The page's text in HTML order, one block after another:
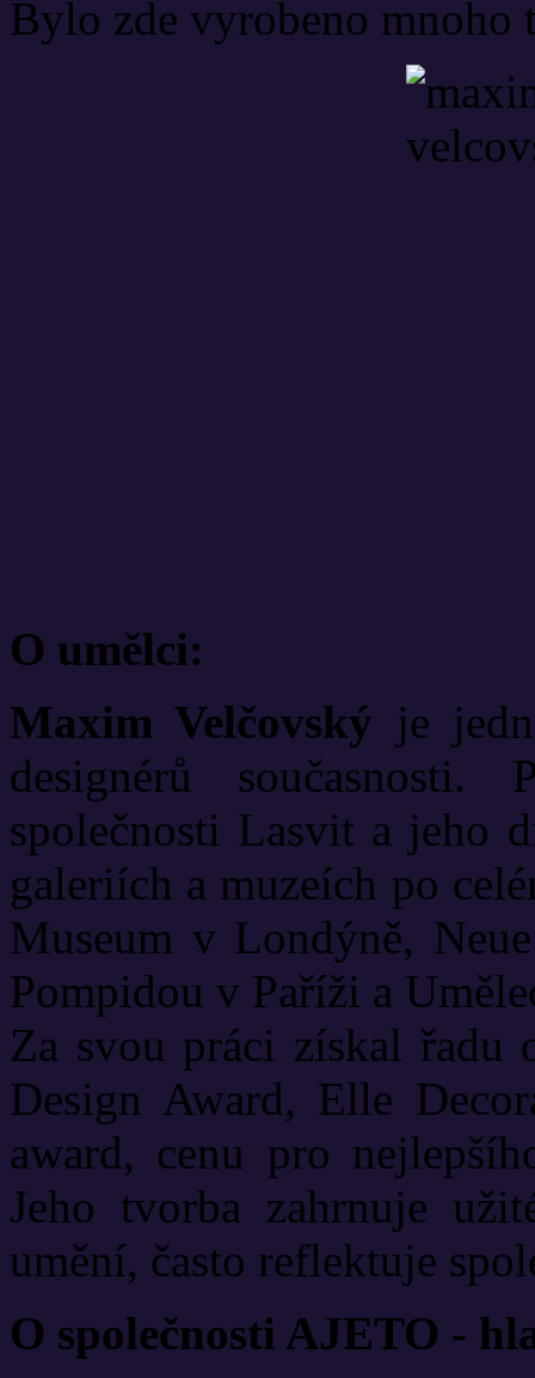
Bylo zde vyrobeno mnoho
O umělci:
Maxim Velčovský je
designérů
společnosti Lasvit a jeho
galeriích a muzeích po
Museum v Londýně,
Pompidou v Paříži a
Za svou práci získal řadu
Design Award, Elle
award, cenu pro
Jeho tvorba zahrnuje
umění, často reflektuje
O společnosti AJETO -